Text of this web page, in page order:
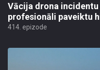
Vācija drona
profesionāli paveiktu
414. epizode